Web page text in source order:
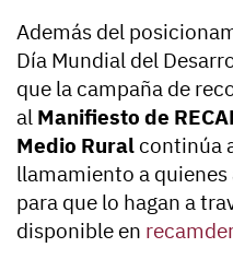
Además del
Día Mundial del
que la campaña de
al Manifiesto de
Medio Rural continúa
llamamiento a
para que lo hagan a
disponible en